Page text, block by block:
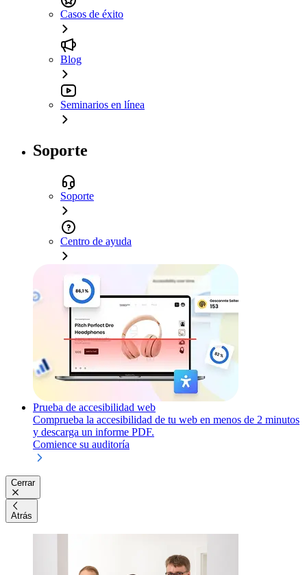
Casos de éxito
Blog
Seminarios en línea
Soporte
Soporte
Centro de ayuda
Prueba de accesibilidad web
Comprueba la accesibilidad de tu web en menos de 2 minutos
y descarga un informe PDF.
Comience su auditoría
Cerrar
Atrás